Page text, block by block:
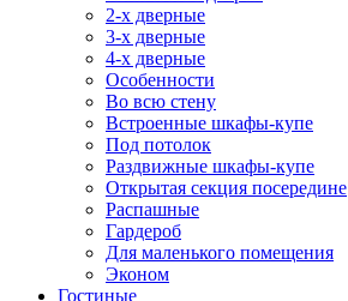
2-х дверные
3-х дверные
4-х дверные
Особенности
Во всю стену
Встроенные шкафы-купе
Под потолок
Раздвижные шкафы-купе
Открытая секция посередине
Распашные
Гардероб
Для маленького помещения
Эконом
Гостиные